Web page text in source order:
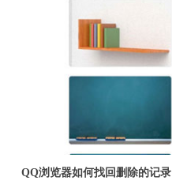
QQ浏览器如何找回删除的记录